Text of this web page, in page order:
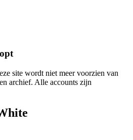
site wordt niet meer voorzien van
archief. Alle accounts zijn